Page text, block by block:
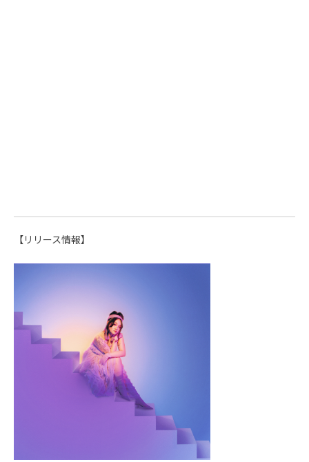
【リリース情報】